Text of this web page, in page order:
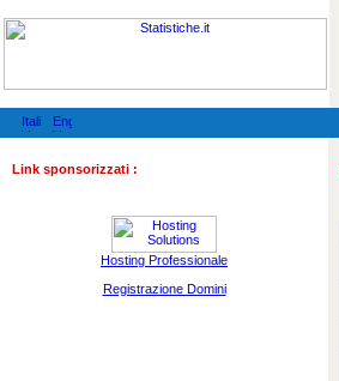
Link sponsorizzati :
Hosting Professionale
Registrazione Domini